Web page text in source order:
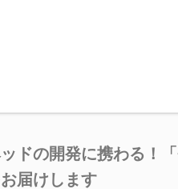
ドの開発に携わる！
届けします